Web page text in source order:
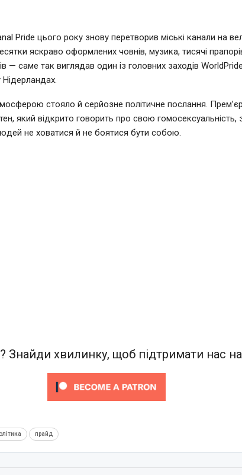
Pride цього року знову перетворив міські канали на
яскраво оформлених човнів, музика, тисячі
— саме так виглядав один із головних заходів
стояло й серйозне політичне послання.
який відкрито говорить про свою гомосексуальність,
не ховатися й не боятися бути собою.
Знайди хвилинку, щоб підтримати нас
прайд